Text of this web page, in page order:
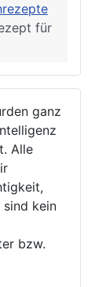
für
ganz
Alle
kein
bzw.